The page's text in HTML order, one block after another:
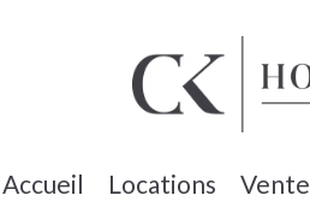
Accueil Locations